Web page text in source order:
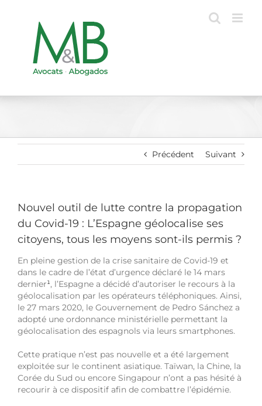
Précédent Suivant
Nouvel outil de lutte contre la propagation
du Covid-19 : L’Espagne géolocalise ses
citoyens, tous les moyens sont-ils permis ?
En pleine gestion de la crise sanitaire de Covid-19 et
dans le cadre de l’état d’urgence déclaré le 14 mars
dernier¹, l’Espagne a décidé d’autoriser le recours à la
géolocalisation par les opérateurs téléphoniques. Ainsi,
le 27 mars 2020, le Gouvernement de Pedro Sánchez a
adopté une ordonnance ministérielle permettant la
géolocalisation des espagnols via leurs smartphones.
Cette pratique n’est pas nouvelle et a été largement
exploitée sur le continent asiatique. Taïwan, la Chine, la
Corée du Sud ou encore Singapour n’ont a pas hésité à
recourir à ce dispositif afin de combattre l’épidémie.